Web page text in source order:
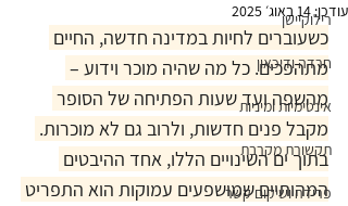
רילוקיישן
חרדה ודיכאון
אינטימיות ומיניות
תקשורת מקרבת
פרידה ושיקום קשר
עודכן:14 באוג׳ 2025
כשעוברים לחיות במדינה חדשה, החיים
מתהפכים. כל מה שהיה מוכר וידוע –
מהשפה ועד שעות הפתיחה של הסופר
מקבל פנים חדשות, ולרוב גם לא מוכרות.
בתוך ים השינויים הללו, אחד ההיבטים
המהותיים שמושפעים עמוקות הוא התפריט